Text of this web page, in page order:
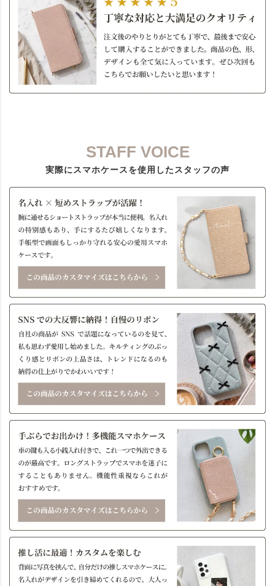
STAFF VOICE
実際にスマホケースを使用したスタッフの声